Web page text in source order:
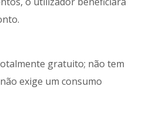
gratuito; não tem
exige um consumo